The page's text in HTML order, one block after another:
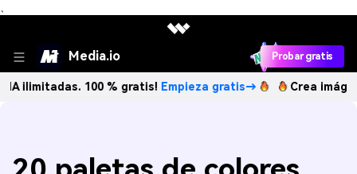
、
Media.io Probar gratis
100 % gratis! Empieza gratis→ Crea imágenes IA